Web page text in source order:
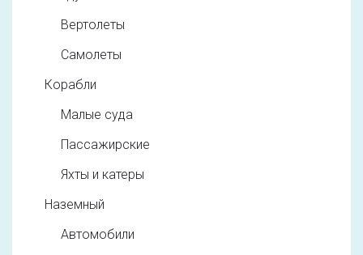
Вертолеты
Самолеты
Корабли
Малые суда
Пассажирские
Яхты и катеры
Наземный
Автомобили